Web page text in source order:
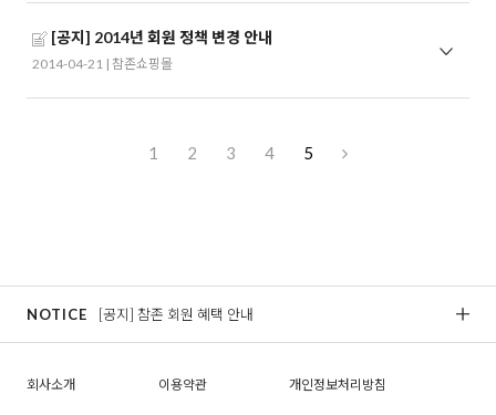
[공지] 2014년 회원 정책 변경 안내
2014-04-21 | 참존쇼핑몰
1 2 3 4 5
NOTICE [공지] 참존 회원 혜택 안내
회사소개 이용약관 개인정보처리방침